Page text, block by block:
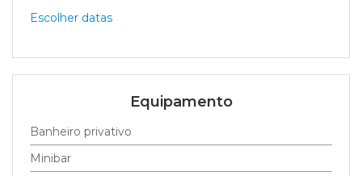
Escolher datas
Equipamento
Banheiro privativo
Minibar